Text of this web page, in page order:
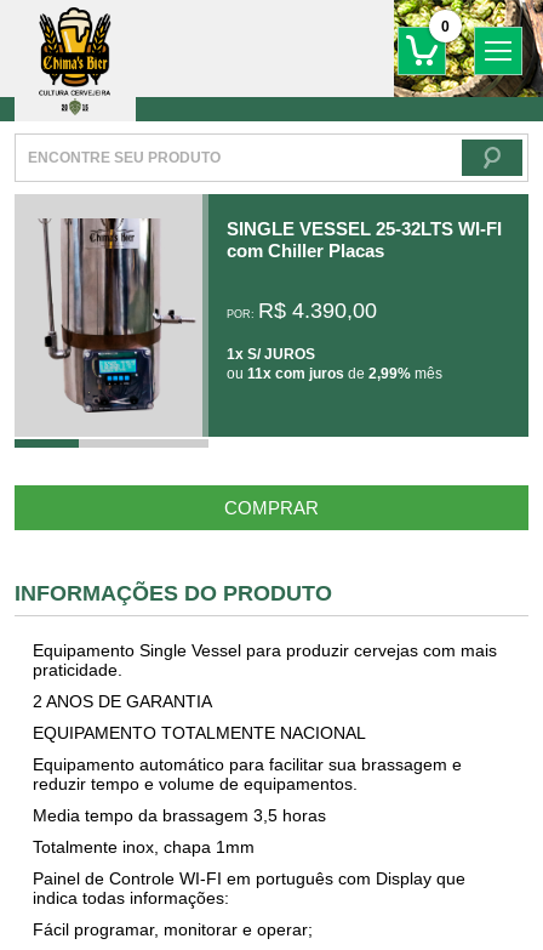
0
SINGLE VESSEL 25-32LTS WI-FI
com Chiller Placas
POR: R$ 4.390,00
1x S/ JUROS
ou 11x com juros de 2,99% mês
COMPRAR
INFORMAÇÕES DO PRODUTO
Equipamento Single Vessel para produzir cervejas com mais
praticidade.
2 ANOS DE GARANTIA
EQUIPAMENTO TOTALMENTE NACIONAL
Equipamento automático para facilitar sua brassagem e
reduzir tempo e volume de equipamentos.
Media tempo da brassagem 3,5 horas
Totalmente inox, chapa 1mm
Painel de Controle WI-FI em português com Display que
indica todas informações:
Fácil programar, monitorar e operar;